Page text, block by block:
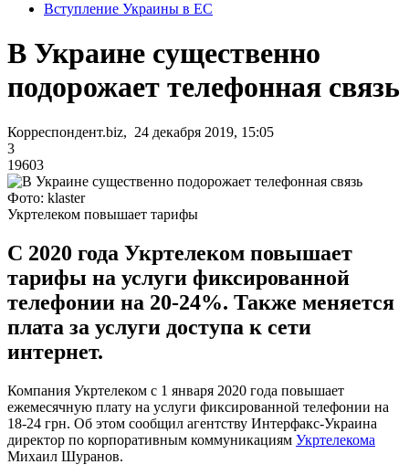
Вступление Украины в ЕС
В Украине существенно
подорожает телефонная связь
Корреспондент.biz, 24 декабря 2019, 15:05
3
19603
Фото: klaster
Укртелеком повышает тарифы
С 2020 года Укртелеком повышает
тарифы на услуги фиксированной
телефонии на 20-24%. Также меняется
плата за услуги доступа к сети
интернет.
Компания Укртелеком с 1 января 2020 года повышает
ежемесячную плату на услуги фиксированной телефонии на
18-24 грн. Об этом сообщил агентству Интерфакс-Украина
директор по корпоративным коммуникациям Укртелекома
Михаил Шуранов.